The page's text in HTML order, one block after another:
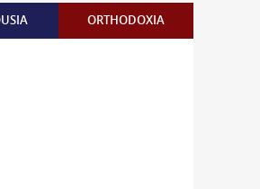
ORTHODOXIA